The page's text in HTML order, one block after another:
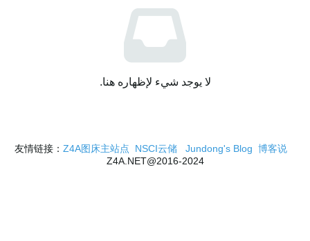
لا يوجد شيء لإظهاره هنا.
Z4A图床主站点 NSCI云储 Jundong's Blog 博客说
2016-2024@Z4A.NET